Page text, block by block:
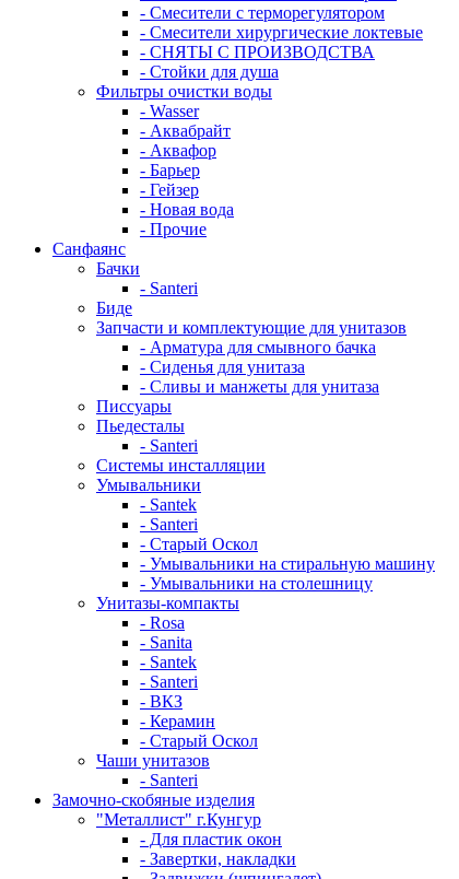
- Смесители с терморегулятором
- Смесители хирургические локтевые
- СНЯТЫ С ПРОИЗВОДСТВА
- Стойки для душа
Фильтры очистки воды
- Wasser
- Аквабрайт
- Аквафор
- Барьер
- Гейзер
- Новая вода
- Прочие
Санфаянс
Бачки
- Santeri
Биде
Запчасти и комплектующие для унитазов
- Арматура для смывного бачка
- Сиденья для унитаза
- Сливы и манжеты для унитаза
Писсуары
Пьедесталы
- Santeri
Системы инсталляции
Умывальники
- Santek
- Santeri
- Старый Оскол
- Умывальники на стиральную машину
- Умывальники на столешницу
Унитазы-компакты
- Rosa
- Sanita
- Santek
- Santeri
- ВКЗ
- Керамин
- Старый Оскол
Чаши унитазов
- Santeri
Замочно-скобяные изделия
"Металлист" г.Кунгур
- Для пластик окон
- Завертки, накладки